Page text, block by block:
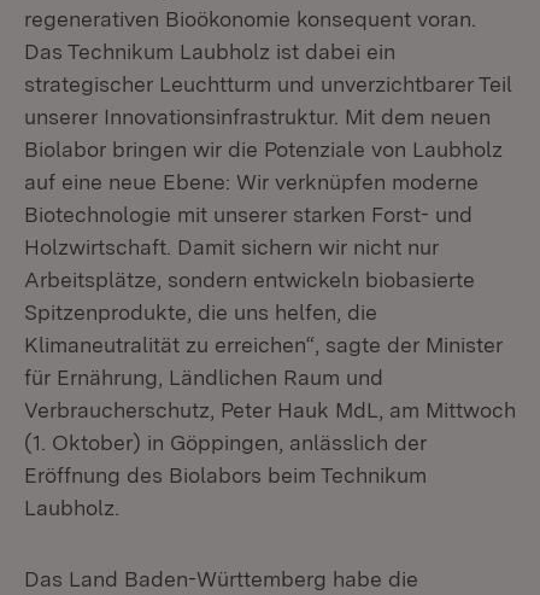
regenerativen Bioökonomie konsequent voran.
Das Technikum Laubholz ist dabei ein
strategischer Leuchtturm und unverzichtbarer Teil
unserer Innovationsinfrastruktur. Mit dem neuen
Biolabor bringen wir die Potenziale von Laubholz
auf eine neue Ebene: Wir verknüpfen moderne
Biotechnologie mit unserer starken Forst- und
Holzwirtschaft. Damit sichern wir nicht nur
Arbeitsplätze, sondern entwickeln biobasierte
Spitzenprodukte, die uns helfen, die
Klimaneutralität zu erreichen“, sagte der Minister
für Ernährung, Ländlichen Raum und
Verbraucherschutz, Peter Hauk MdL, am Mittwoch
(1. Oktober) in Göppingen, anlässlich der
Eröffnung des Biolabors beim Technikum
Laubholz.
Das Land Baden-Württemberg habe die